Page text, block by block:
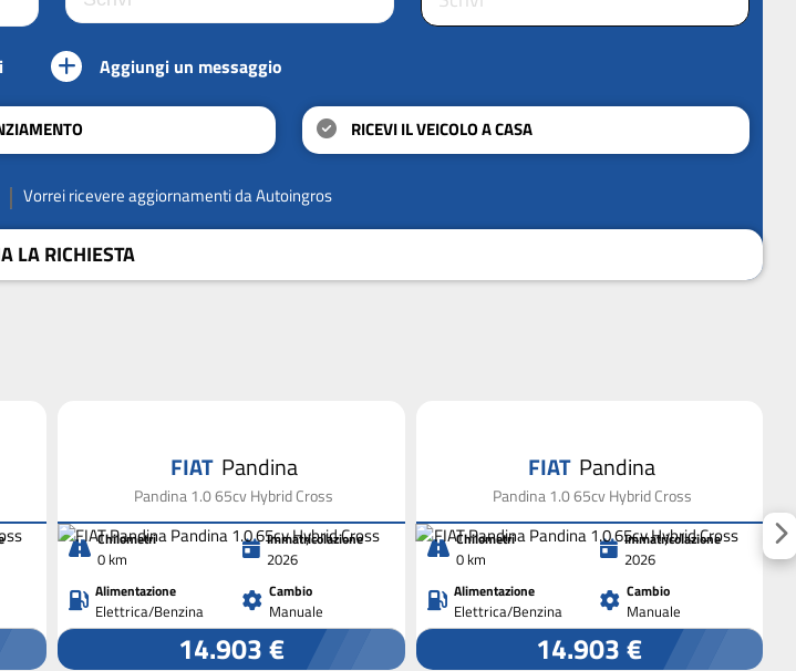
Aggiungi un messaggio
RICEVI IL VEICOLO A CASA
Vorrei ricevere aggiornamenti da Autoingros
LA RICHIESTA
FIAT Pandina
Pandina 1.0 65cv Hybrid Cross
Chilometri
0 km
Immatricolazione
2026
Alimentazione
Elettrica/Benzina
Cambio
Manuale
14.903 €
FIAT Pandina
Pandina 1.0 65cv Hybrid Cross
Chilometri
0 km
Immatricolazione
2026
Alimentazione
Elettrica/Benzina
Cambio
Manuale
14.903 €